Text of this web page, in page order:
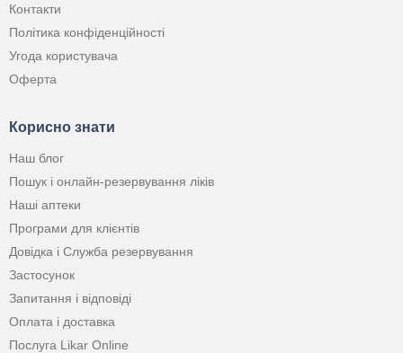
Контакти
Політика конфіденційності
Угода користувача
Оферта
Корисно знати
Наш блог
Пошук і онлайн-резервування ліків
Наші аптеки
Програми для клієнтів
Довідка і Служба резервування
Застосунок
Запитання і відповіді
Оплата і доставка
Послуга Likar Online